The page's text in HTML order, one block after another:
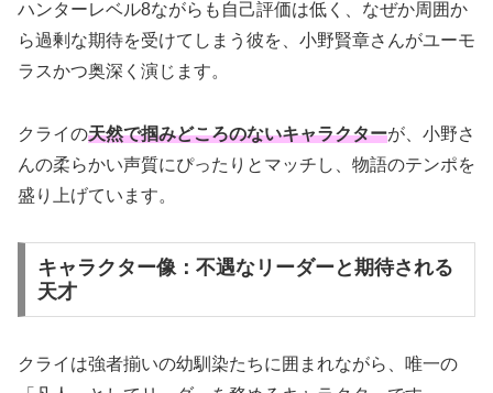
ハンターレベル8ながらも自己評価は低く、なぜか周囲か
ら過剰な期待を受けてしまう彼を、小野賢章さんがユーモ
ラスかつ奥深く演じます。
クライの天然で掴みどころのないキャラクターが、小野さ
んの柔らかい声質にぴったりとマッチし、物語のテンポを
盛り上げています。
キャラクター像：不遇なリーダーと期待される
天才
クライは強者揃いの幼馴染たちに囲まれながら、唯一の